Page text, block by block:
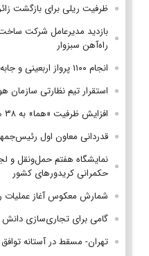
ظرفیت ریلی برای بازگشت
بازدید مدیرعامل شرکت
راه‌آهن سبزوار
انجام ۱۱۰۰ پرواز اربعینی و جابه‌جایی ۱۴۱ هزار زائر تا ۱۲ مرداد
استقرار تیم‌ نظارتی سازمان
افزایش ظرفیت «هما» به ۳۸ هزار صندلی در اربعین ۱۴۰۵
قدردانی معاون اول
نمایشگاه هفتم حمل‌ونقل و
حکمرانی کریدورهای کشور
شمارش معکوس آغاز عملیات
گامی برای تجاری‌سازی دانش
تهران- مسقط در آستانه